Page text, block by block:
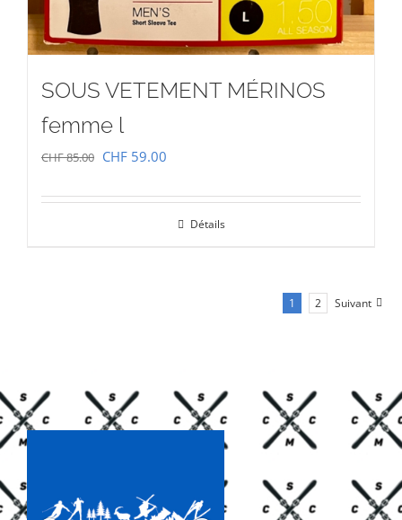
SOUS VETEMENT MÉRINOS
femme l
CHF85.00 Le
initial
CHF 59.00
actuel
Détails
1 2 Suivant